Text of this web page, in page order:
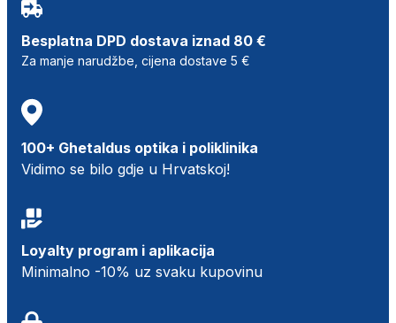
Besplatna DPD dostava iznad 80 €
Za manje narudžbe, cijena dostave 5 €
100+ Ghetaldus optika i poliklinika
Vidimo se bilo gdje u Hrvatskoj!
Loyalty program i aplikacija
Minimalno -10% uz svaku kupovinu